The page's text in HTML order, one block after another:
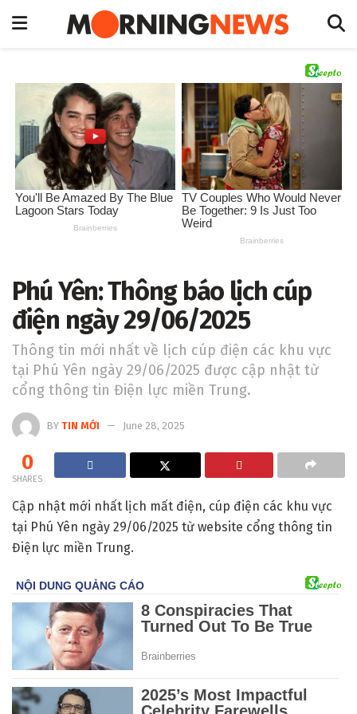
Phú Yên: Thông báo lịch cúp
điện ngày 29/06/2025
Thông tin mới nhất về lịch cúp điện các khu vực
tại Phú Yên ngày 29/06/2025 được cập nhật từ
cổng thông tin Điện lực miền Trung.
BY TIN MỚI June 28, 2025
0
SHARES
Cập nhật mới nhất lịch mất điện, cúp điện các khu vực
tại Phú Yên ngày 29/06/2025 từ website cổng thông tin
Điện lực miền Trung.